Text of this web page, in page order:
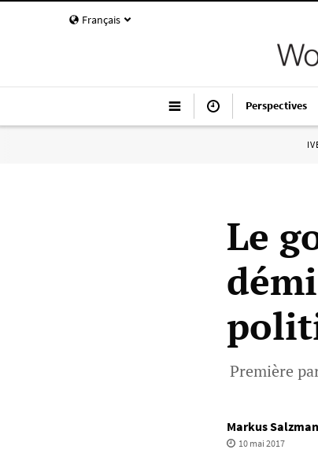
Français
Perspectives
Le
Première
Markus
10 mai 2017